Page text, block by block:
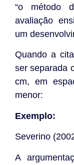
“o método
avaliação
um
Quando a
ser separada
cm, em
menor:
Exemplo:
Severino
A